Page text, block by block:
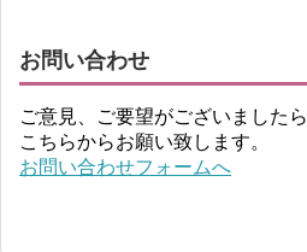
お問い合わせ
ご意見、ご要望がございましたら
こちらからお願い致します。
お問い合わせフォームへ